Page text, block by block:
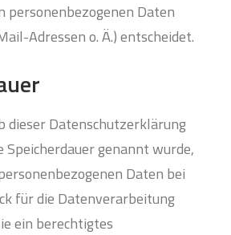
personenbezogenen Daten
Adressen o. Ä.) entscheidet.
dieser Datenschutzerklärung
Speicherdauer genannt wurde,
Daten bei
für die Datenverarbeitung
ein berechtigtes